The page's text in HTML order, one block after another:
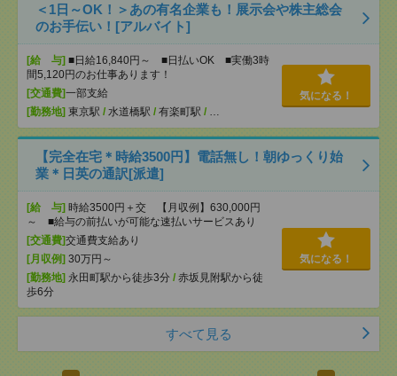
＜1日～OK！＞あの有名企業も！展示会や株主総会
のお手伝い！[アルバイト]
[給 与] ■日給16,840円～ ■日払いOK ■実働3時
間5,120円のお仕事あります！
[交通費]一部支給
[勤務地] 東京駅 / 水道橋駅 / 有楽町駅 / …
気になる！
【完全在宅＊時給3500円】電話無し！朝ゆっくり始
業＊日英の通訳[派遣]
[給 与] 時給3500円＋交 【月収例】630,000円
～ ■給与の前払いが可能な速払いサービスあり
[交通費]交通費支給あり
[月収例] 30万円～
[勤務地] 永田町駅から徒歩3分 / 赤坂見附駅から徒
歩6分
気になる！
すべて見る